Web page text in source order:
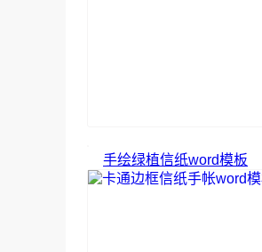
手绘绿植信纸word模板